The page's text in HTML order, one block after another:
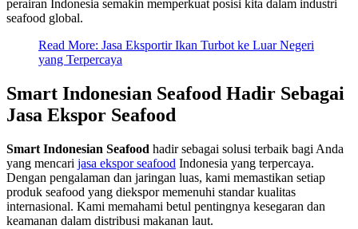
perairan Indonesia semakin memperkuat posisi kita dalam industri
seafood global.
Read More: Jasa Eksportir Ikan Turbot ke Luar Negeri
yang Terpercaya
Smart Indonesian Seafood Hadir Sebagai
Jasa Ekspor Seafood
Smart Indonesian Seafood hadir sebagai solusi terbaik bagi Anda
yang mencari jasa ekspor seafood Indonesia yang terpercaya.
Dengan pengalaman dan jaringan luas, kami memastikan setiap
produk seafood yang diekspor memenuhi standar kualitas
internasional. Kami memahami betul pentingnya kesegaran dan
keamanan dalam distribusi makanan laut.